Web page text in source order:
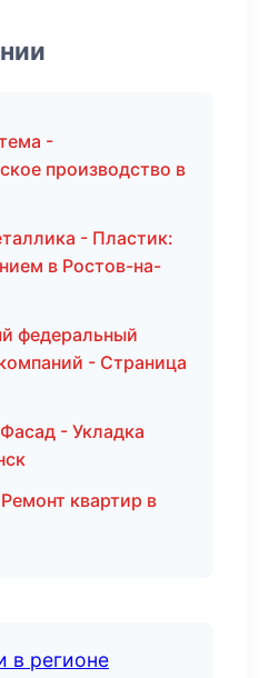
-
производство в
- Пластик:
в Ростов-на-
федеральный
- Страница
- Укладка
квартир в
в регионе